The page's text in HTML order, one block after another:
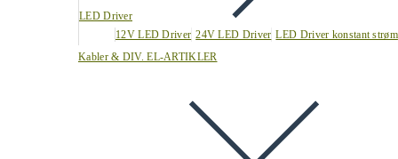
LED Driver
12V LED Driver 24V LED Driver LED Driver konstant strøm
Kabler & DIV. EL-ARTIKLER